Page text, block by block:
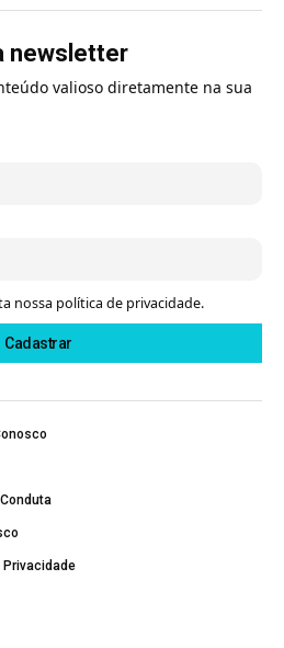
newsletter
valioso diretamente na sua
nossa política de privacidade.